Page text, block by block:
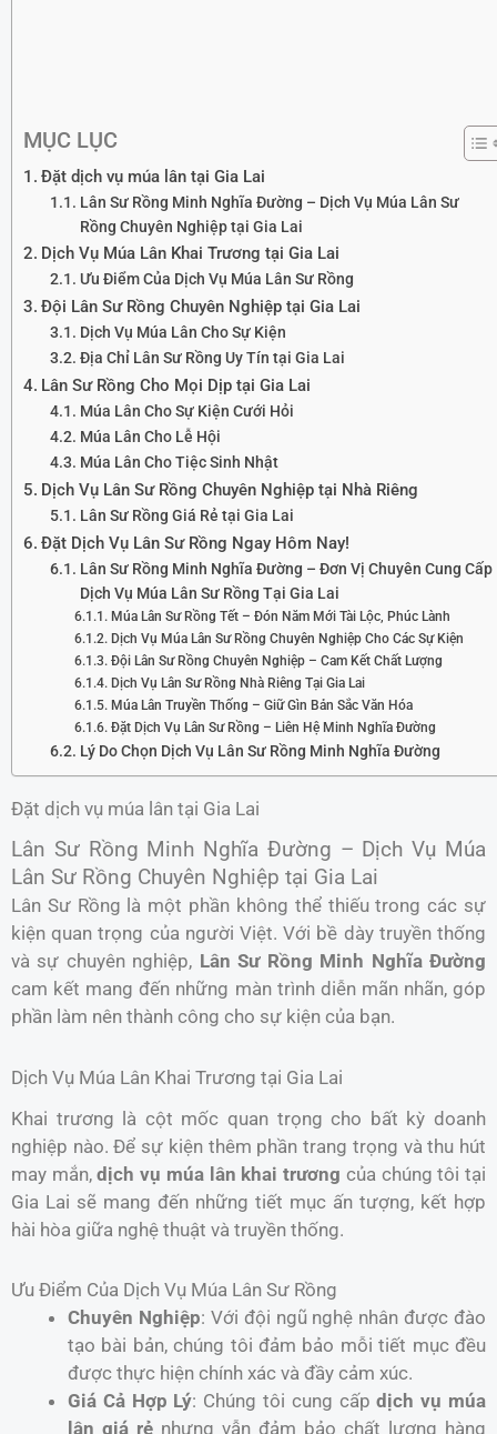
MỤC LỤC
Đặt dịch vụ múa lân tại Gia Lai
Lân Sư Rồng Minh Nghĩa Đường – Dịch Vụ Múa Lân Sư
Rồng Chuyên Nghiệp tại Gia Lai
Dịch Vụ Múa Lân Khai Trương tại Gia Lai
Ưu Điểm Của Dịch Vụ Múa Lân Sư Rồng
Đội Lân Sư Rồng Chuyên Nghiệp tại Gia Lai
Dịch Vụ Múa Lân Cho Sự Kiện
Địa Chỉ Lân Sư Rồng Uy Tín tại Gia Lai
Lân Sư Rồng Cho Mọi Dịp tại Gia Lai
Múa Lân Cho Sự Kiện Cưới Hỏi
Múa Lân Cho Lễ Hội
Múa Lân Cho Tiệc Sinh Nhật
Dịch Vụ Lân Sư Rồng Chuyên Nghiệp tại Nhà Riêng
Lân Sư Rồng Giá Rẻ tại Gia Lai
Đặt Dịch Vụ Lân Sư Rồng Ngay Hôm Nay!
Lân Sư Rồng Minh Nghĩa Đường – Đơn Vị Chuyên Cung Cấp
Dịch Vụ Múa Lân Sư Rồng Tại Gia Lai
Múa Lân Sư Rồng Tết – Đón Năm Mới Tài Lộc, Phúc Lành
Dịch Vụ Múa Lân Sư Rồng Chuyên Nghiệp Cho Các Sự Kiện
Đội Lân Sư Rồng Chuyên Nghiệp – Cam Kết Chất Lượng
Dịch Vụ Lân Sư Rồng Nhà Riêng Tại Gia Lai
Múa Lân Truyền Thống – Giữ Gìn Bản Sắc Văn Hóa
Đặt Dịch Vụ Lân Sư Rồng – Liên Hệ Minh Nghĩa Đường
Lý Do Chọn Dịch Vụ Lân Sư Rồng Minh Nghĩa Đường
Đặt dịch vụ múa lân tại Gia Lai
Lân Sư Rồng Minh Nghĩa Đường – Dịch Vụ Múa
Lân Sư Rồng Chuyên Nghiệp tại Gia Lai
Lân Sư Rồng là một phần không thể thiếu trong các sự
kiện quan trọng của người Việt. Với bề dày truyền thống
và sự chuyên nghiệp, Lân Sư Rồng Minh Nghĩa Đường
cam kết mang đến những màn trình diễn mãn nhãn, góp
phần làm nên thành công cho sự kiện của bạn.
Dịch Vụ Múa Lân Khai Trương tại Gia Lai
Khai trương là cột mốc quan trọng cho bất kỳ doanh
nghiệp nào. Để sự kiện thêm phần trang trọng và thu hút
may mắn,dịch vụ múa lân khai trương của chúng tôi tại
Gia Lai sẽ mang đến những tiết mục ấn tượng, kết hợp
hài hòa giữa nghệ thuật và truyền thống.
Ưu Điểm Của Dịch Vụ Múa Lân Sư Rồng
Chuyên Nghiệp: Với đội ngũ nghệ nhân được đào
tạo bài bản, chúng tôi đảm bảo mỗi tiết mục đều
được thực hiện chính xác và đầy cảm xúc.
Giá Cả Hợp Lý: Chúng tôi cung cấpdịch vụ múa
lân giá rẻ nhưng vẫn đảm bảo chất lượng hàng